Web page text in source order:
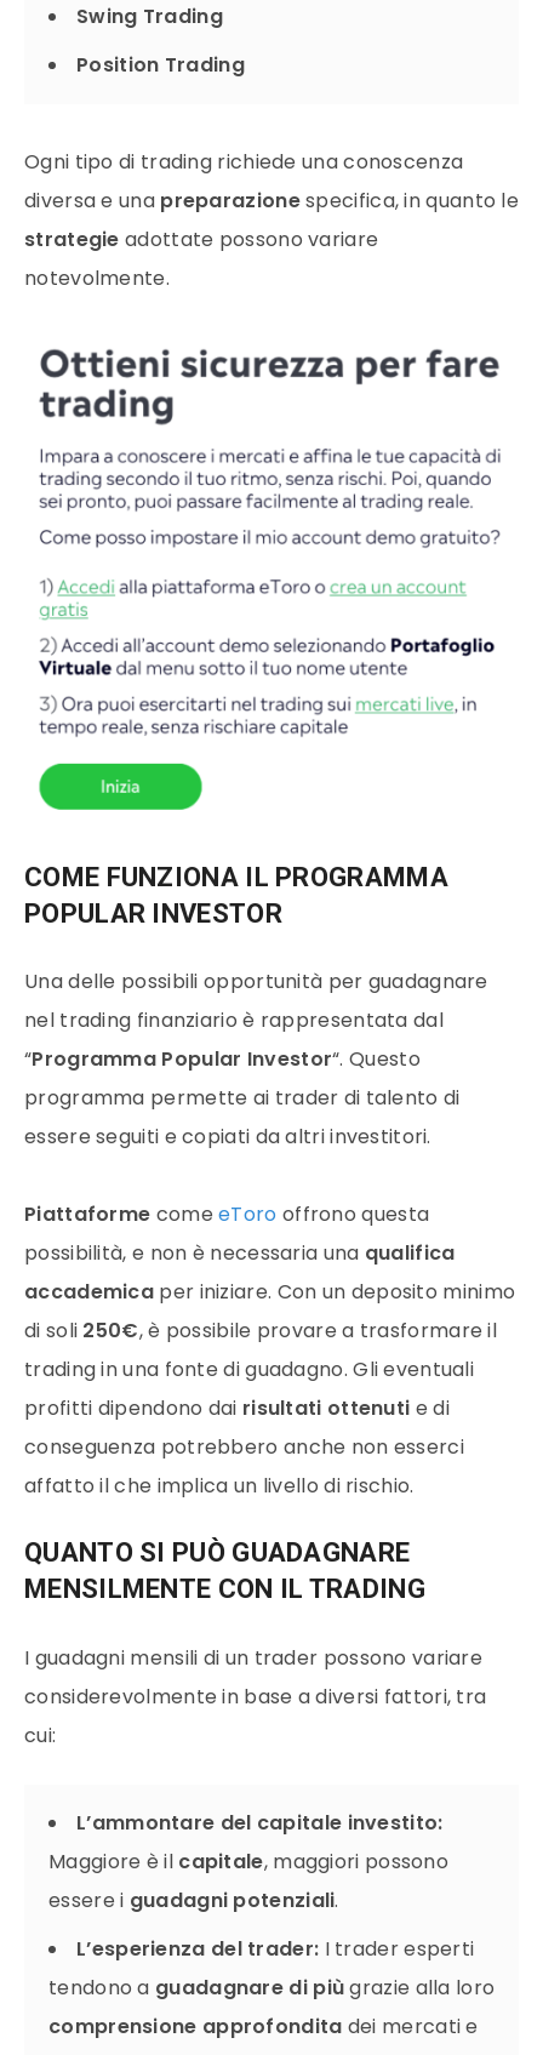
Swing Trading
Position Trading
Ogni tipo di trading richiede una conoscenza
diversa e una preparazionespecifica, in quanto le
strategie adottate possono variare
notevolmente.
COME FUNZIONA IL PROGRAMMA
POPULAR INVESTOR
Una delle possibili opportunità per guadagnare
nel trading finanziario è rappresentata dal
“Programma Popular Investor“. Questo
programma permette ai trader di talento di
essere seguiti e copiati da altri investitori.
Piattaforme comeeToro offrono questa
possibilità, e non è necessaria una qualifica
accademica per iniziare. Con un deposito minimo
di soli 250€, è possibile provare a trasformare il
trading in una fonte di guadagno. Gli eventuali
profitti dipendono dai risultati ottenuti e di
conseguenza potrebbero anche non esserci
affatto il che implica un livello di rischio.
QUANTO SI PUÒ GUADAGNARE
MENSILMENTE CON IL TRADING
I guadagni mensili di un trader possono variare
considerevolmente in base a diversi fattori, tra
cui:
L’ammontare del capitale investito:
Maggiore è il capitale, maggiori possono
essere i guadagni potenziali.
L’esperienza del trader: I trader esperti
tendono a guadagnare di piùgrazie alla loro
comprensione approfondita dei mercati e